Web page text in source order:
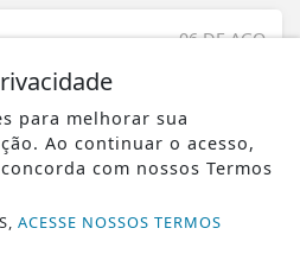
06 DE AGO
cidade no Agosto
conscientização e...
para melhorar sua
Ao continuar o acesso,
com nossos Termos
ACESSE NOSSOS TERMOS